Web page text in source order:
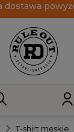
dostawa
T-shirt męskie